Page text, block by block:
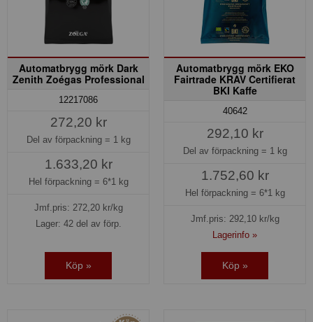
Automatbrygg mörk Dark
Zenith Zoégas Professional
12217086
272,20 kr
Del av förpackning = 1 kg
1.633,20 kr
Hel förpackning = 6*1 kg
Jmf.pris: 272,20kr/kg
Lager: 42 del av förp.
Köp »
Automatbrygg mörk EKO
Fairtrade KRAV Certifierat
BKI Kaffe
40642
292,10 kr
Del av förpackning = 1 kg
1.752,60 kr
Hel förpackning = 6*1 kg
Jmf.pris: 292,10kr/kg
Lagerinfo »
Köp »